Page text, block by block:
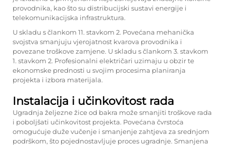
provodnika, kao što su distribucijski sustavi energije i
telekomunikacijska infrastruktura.
U skladu s člankom 11. stavkom 2. Povećana mehanička
svojstva smanjuju vjerojatnost kvarova provodnika i
povezane troškove zamjene. U skladu s člankom 3. stavkom
1. stavkom 2. Profesionalni električari uzimaju u obzir te
ekonomske prednosti u svojim procesima planiranja
projekta i izbora materijala.
Instalacija i učinkovitost rada
Ugradnja željezne žice od bakra može smanjiti troškove rada
i poboljšati učinkovitost projekta. Povećana čvrstoća
omogućuje duže vučenje i smanjenje zahtjeva za srednjom
podrškom, što pojednostavljuje proces ugradnje. Smanjena